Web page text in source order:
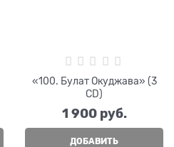
«100. Булат Окуджава» (3
CD)
1 900 руб.
ДОБАВИТЬ